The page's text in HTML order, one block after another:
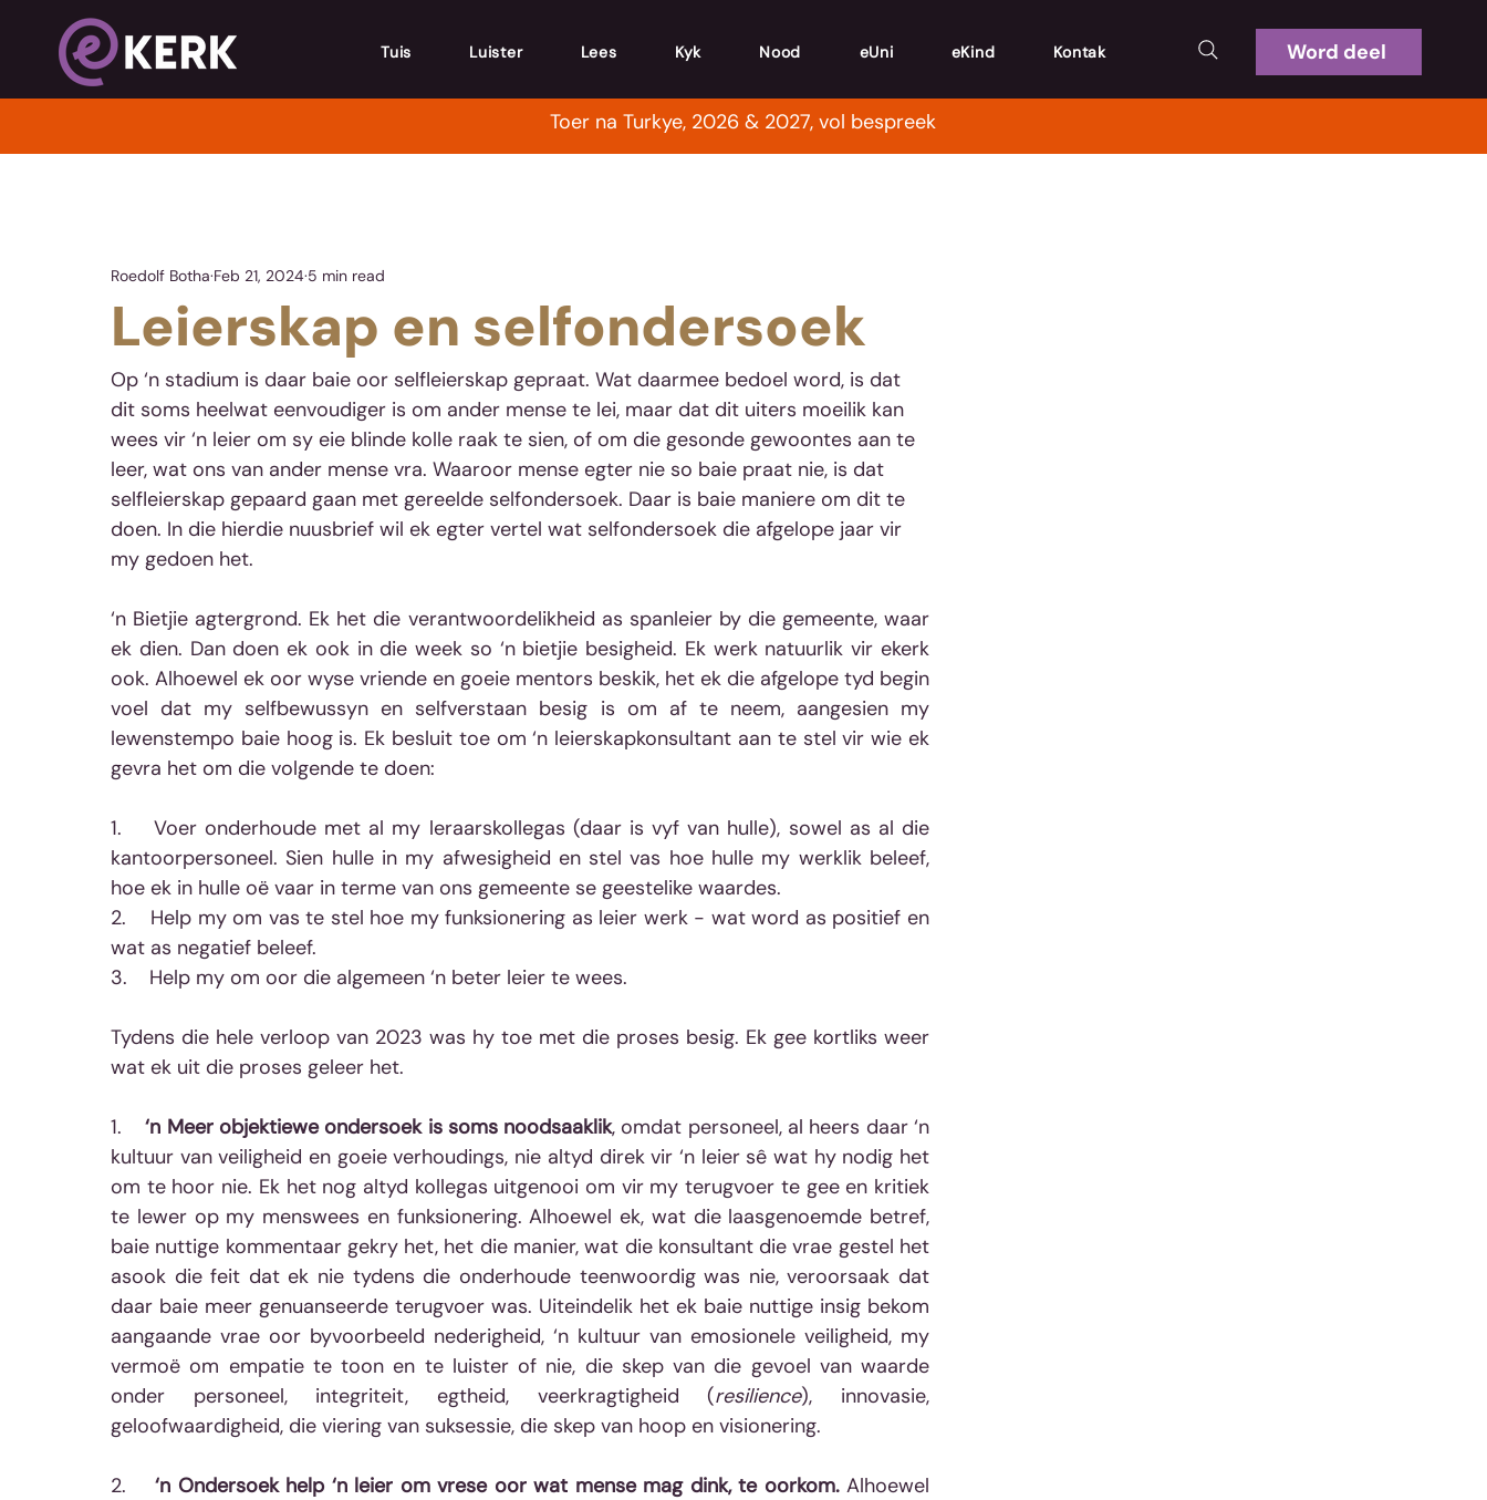
Tuis Luister Lees Kyk Nood eUni eKind Kontak Word deel
Toer na Turkye, 2026 & 2027, vol bespreek
Leierskap en selfondersoek
Roedolf Botha Feb 21, 2024 5 min read
Op ‘n stadium is daar baie oor selfleierskap gepraat. Wat daarmee bedoel word, is dat
dit soms heelwat eenvoudiger is om ander mense te lei, maar dat dit uiters moeilik kan
wees vir ‘n leier om sy eie blinde kolle raak te sien, of om die gesonde gewoontes aan te
leer, wat ons van ander mense vra. Waaroor mense egter nie so baie praat nie, is dat
selfleierskap gepaard gaan met gereelde selfondersoek. Daar is baie maniere om dit te
doen. In die hierdie nuusbrief wil ek egter vertel wat selfondersoek die afgelope jaar vir
my gedoen het.
‘n Bietjie agtergrond. Ek het die verantwoordelikheid as spanleier by die gemeente, waar
ek dien. Dan doen ek ook in die week so ‘n bietjie besigheid. Ek werk natuurlik vir ekerk
ook. Alhoewel ek oor wyse vriende en goeie mentors beskik, het ek die afgelope tyd begin
voel dat my selfbewussyn en selfverstaan besig is om af te neem, aangesien my
lewenstempo baie hoog is. Ek besluit toe om ‘n leierskapkonsultant aan te stel vir wie ek
gevra het om die volgende te doen:
1.    Voer onderhoude met al my leraarskollegas (daar is vyf van hulle), sowel as al die
kantoorpersoneel. Sien hulle in my afwesigheid en stel vas hoe hulle my werklik beleef,
hoe ek in hulle oë vaar in terme van ons gemeente se geestelike waardes.
2.    Help my om vas te stel hoe my funksionering as leier werk - wat word as positief en
wat as negatief beleef.
3.    Help my om oor die algemeen ‘n beter leier te wees.
Tydens die hele verloop van 2023 was hy toe met die proses besig. Ek gee kortliks weer
wat ek uit die proses geleer het.
1. ‘n Meer objektiewe ondersoek is soms noodsaaklik, omdat personeel, al heers daar ‘n
kultuur van veiligheid en goeie verhoudings, nie altyd direk vir ‘n leier sê wat hy nodig het
om te hoor nie. Ek het nog altyd kollegas uitgenooi om vir my terugvoer te gee en kritiek
te lewer op my menswees en funksionering. Alhoewel ek, wat die laasgenoemde betref,
baie nuttige kommentaar gekry het, het die manier, wat die konsultant die vrae gestel het
asook die feit dat ek nie tydens die onderhoude teenwoordig was nie, veroorsaak dat
daar baie meer genuanseerde terugvoer was. Uiteindelik het ek baie nuttige insig bekom
aangaande vrae oor byvoorbeeld nederigheid, ‘n kultuur van emosionele veiligheid, my
vermoë om empatie te toon en te luister of nie, die skep van die gevoel van waarde
onder personeel, integriteit, egtheid, veerkragtigheid (resilience), innovasie,
geloofwaardigheid, die viering van suksessie, die skep van hoop en visionering.
2. ‘n Ondersoek help ‘n leier om vrese oor wat mense mag dink, te oorkom. Alhoewel